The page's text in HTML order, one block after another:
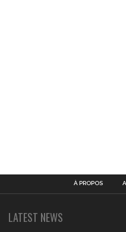
À PROPOS
LATEST NEWS